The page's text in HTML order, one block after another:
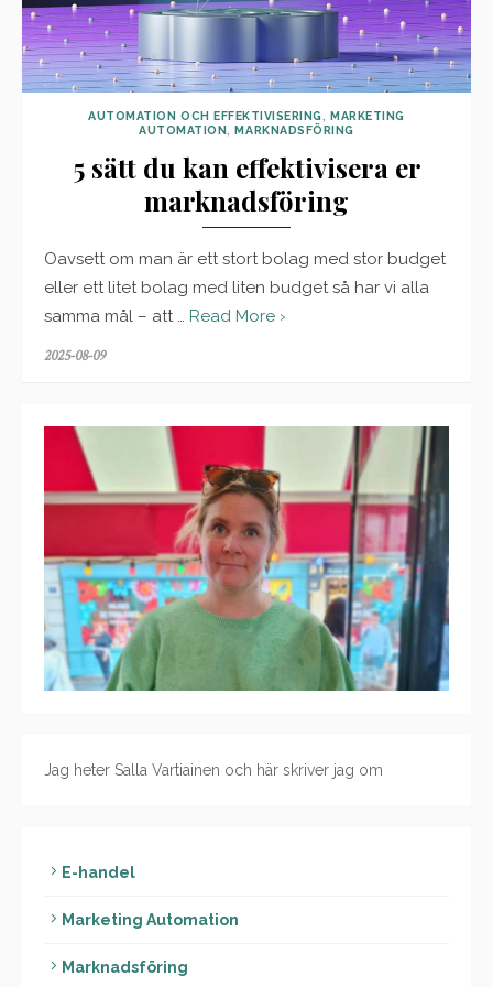
AUTOMATION OCH EFFEKTIVISERING,MARKETING
AUTOMATION,MARKNADSFÖRING
5 sätt du kan effektivisera er
marknadsföring
Oavsett om man är ett stort bolag med stor budget
eller ett litet bolag med liten budget så har vi alla
samma mål – att … Read More ›
Posted
2025-08-09
Jag heter Salla Vartiainen och här skriver jag om
E-handel
Marketing Automation
Marknadsföring